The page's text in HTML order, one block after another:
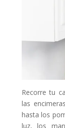
Recorre tu
las
hasta los
luz, los